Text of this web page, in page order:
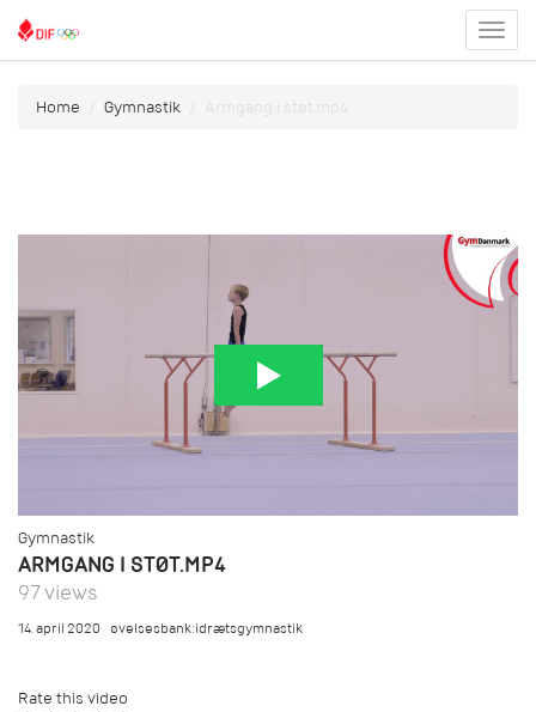
menu
Home Gymnastik Armgang i støt.mp4
Gymnastik
ARMGANG I STØT.MP4
97 views
14. april 2020 øvelsesbank:idrætsgymnastik
Rate this video